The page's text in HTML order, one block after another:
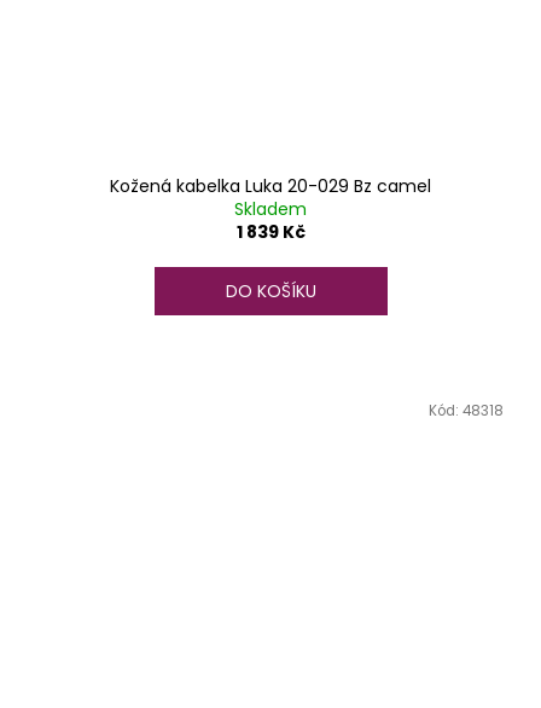
Kožená kabelka Luka 20-029 Bz camel
Skladem
1 839 Kč
DO KOŠÍKU
Kód: 48318